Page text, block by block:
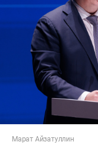
Марат Айзатуллин